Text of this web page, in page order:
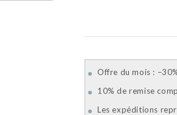
Offre du mois :
10% de remise
Les expéditions